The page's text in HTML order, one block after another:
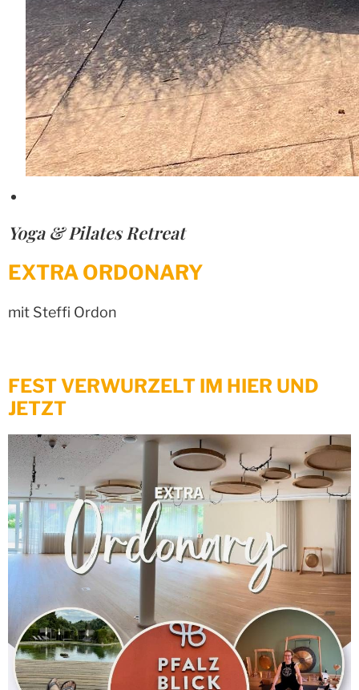
Yoga & Pilates Retreat
EXTRA ORDONARY
mit Steffi Ordon
FEST VERWURZELT IM HIER UND
JETZT